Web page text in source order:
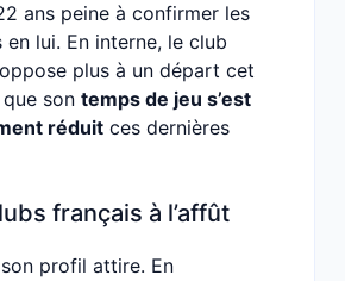
ans peine à confirmer les
lui. En interne, le club
plus à un départ cet
que son temps de jeu s’est
réduit ces dernières
français à l’affût
profil attire. En